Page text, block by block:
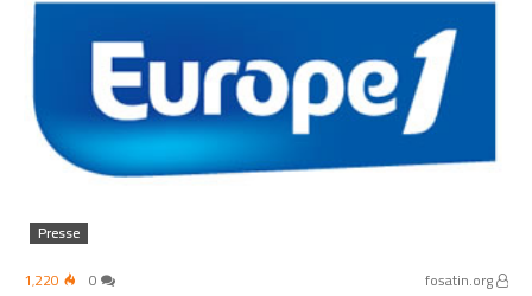
Presse
1٬220